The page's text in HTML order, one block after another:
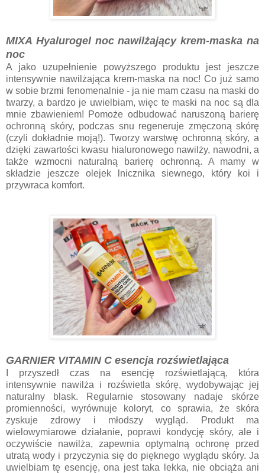
MIXA Hyalurogel noc nawilżający krem-maska na
noc
A jako uzupełnienie powyższego produktu jest jeszcze
intensywnie nawilżająca krem-maska na noc! Co już samo
w sobie brzmi fenomenalnie - ja nie mam czasu na maski do
twarzy, a bardzo je uwielbiam, więc te maski na noc są dla
mnie zbawieniem! Pomoże odbudować naruszoną barierę
ochronną skóry, podczas snu regeneruje zmęczoną skórę
(czyli dokładnie moją!). Tworzy warstwę ochronną skóry, a
dzięki zawartości kwasu hialuronowego nawilży, nawodni, a
także wzmocni naturalną barierę ochronną. A mamy w
składzie jeszcze olejek lnicznika siewnego, który koi i
przywraca komfort.
GARNIER VITAMIN C esencja rozświetlająca
I przyszedł czas na esencję rozświetlającą, która
intensywnie nawilża i rozświetla skórę, wydobywając jej
naturalny blask. Regularnie stosowany nadaje skórze
promienności, wyrównuje koloryt, co sprawia, że skóra
zyskuje zdrowy i młodszy wygląd. Produkt ma
wielowymiarowe działanie, poprawi kondycję skóry, ale i
oczywiście nawilża, zapewnia optymalną ochronę przed
utratą wody i przyczynia się do pięknego wyglądu skóry. Ja
uwielbiam tę esencję, ona jest taka lekka, nie obciąża ani